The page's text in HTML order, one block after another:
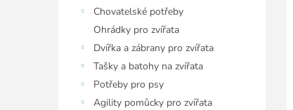
Chovatelské potřeby
Ohrádky pro zvířata
Dvířka a zábrany pro zvířata
Tašky a batohy na zvířata
Potřeby pro psy
Agility pomůcky pro zvířata